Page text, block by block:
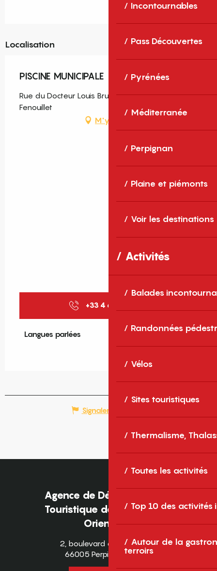
Incontournables
Pass Découvertes
Pyrénées
Méditerranée
Perpignan
Plaine et piémonts
Voir les destinations
Activités
Balades
Randonnées
Vélos
Sites touristiques
Thermalisme,
Toutes les activités
Top 10 des activités
Autour de la
terroirs
Localisation
PISCINE MUNICIPALE
Rue du Docteur Louis Brun, 66220 Saint-Paul-de-
Fenouillet
M'y rendre
+33 4 68 59 00
Langues parlées
Langues parlées
Signaler une erreur
Agence de Développement
Touristique des Pyrénées-
Orientales
2, boulevard des Pyrénées
66005 Perpignan Cedex